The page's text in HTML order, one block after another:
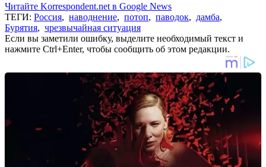
Читайте Korrespondent.net в Google News
ТЕГИ: Россия, наводнение, потоп, паводок, дамба,
Бурятия, чрезвычайная ситуация
Если вы заметили ошибку, выделите необходимый текст и
нажмите Ctrl+Enter, чтобы сообщить об этом редакции.